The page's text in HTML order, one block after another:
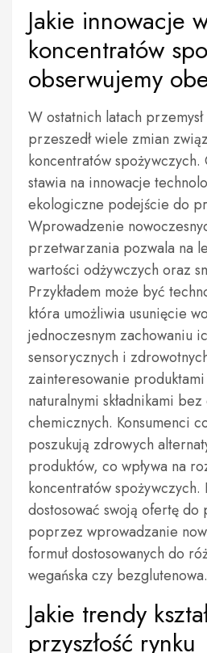
Jakie innowacje
koncentratów
obserwujemy
W ostatnich latach
przeszedł wiele zmian
koncentratów
stawia na innowacje
ekologiczne podejście do
Wprowadzenie
przetwarzania pozwala na
wartości odżywczych oraz
Przykładem może być
która umożliwia usunięcie
jednoczesnym zachowaniu
sensorycznych i
zainteresowanie
naturalnymi składnikami
chemicznych. Konsumenci
poszukują zdrowych
produktów, co wpływa na
koncentratów spożywczych.
dostosować swoją ofertę
poprzez wprowadzanie
formuł dostosowanych do
wegańska czy bezglutenowa.
Jakie trendy
przyszłość rynku